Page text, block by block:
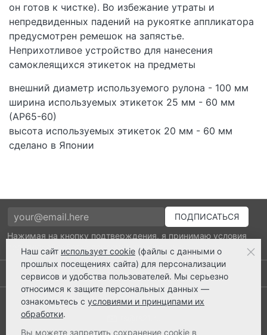
он готов к чистке). Во избежание утраты и
непредвиденных падений на рукоятке аппликатора
предусмотрен ремешок на запястье.
Неприхотливое устройство для нанесения
самоклеящихся этикеток на предметы
внешний диаметр используемого рулона - 100 мм
ширина используемых этикеток 25 мм - 60 мм
(АР65-60)
высота используемых этикеток 20 мм - 60 мм
сделано в Японии
Нажимая на кнопку подтверждения, я принимаю условия
политики обработки персональных данных
Выполнено заказов: 52530
8 800 2018-054
Наш сайт использует cookie (файлы с данными о
прошлых посещениях сайта) для персонализации
сервисов и удобства пользователей. Мы серьезно
относимся к защите персональных данных —
ознакомьтесь с условиями и принципами их
обработки.
Вы можете запретить сохранение cookie в